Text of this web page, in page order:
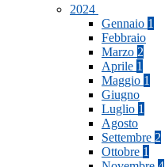
2024
Gennaio 1
Febbraio
Marzo 2
Aprile 1
Maggio 1
Giugno
Luglio 1
Agosto
Settembre 2
Ottobre 1